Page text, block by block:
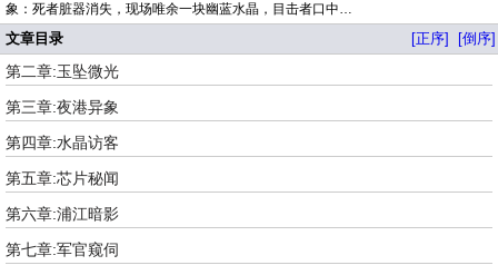
象：死者脏器消失，现场唯余一块幽蓝水晶，目击者口中…
文章目录 [正序] [倒序]
第二章:玉坠微光
第三章:夜港异象
第四章:水晶访客
第五章:芯片秘闻
第六章:浦江暗影
第七章:军官窥伺